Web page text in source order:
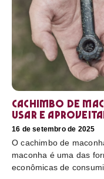
Cachimbo de
usar e
16 de setembro de 2025
O cachimbo de
maconha é uma das
econômicas de